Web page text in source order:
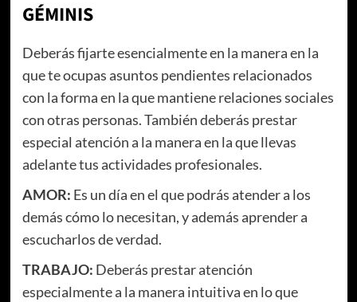
GÉMINIS
Deberás fijarte esencialmente en la manera en la
que te ocupas asuntos pendientes relacionados
con la forma en la que mantiene relaciones sociales
con otras personas. También deberás prestar
especial atención a la manera en la que llevas
adelante tus actividades profesionales.
AMOR: Es un día en el que podrás atender a los
demás cómo lo necesitan, y además aprender a
escucharlos de verdad.
TRABAJO: Deberás prestar atención
especialmente a la manera intuitiva en lo que